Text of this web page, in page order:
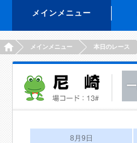
メインメニュー
HOMEメインメニュー 本日のレース
8月9日